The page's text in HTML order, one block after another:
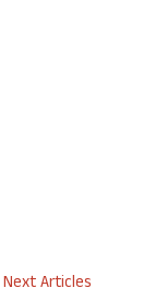
Next Articles